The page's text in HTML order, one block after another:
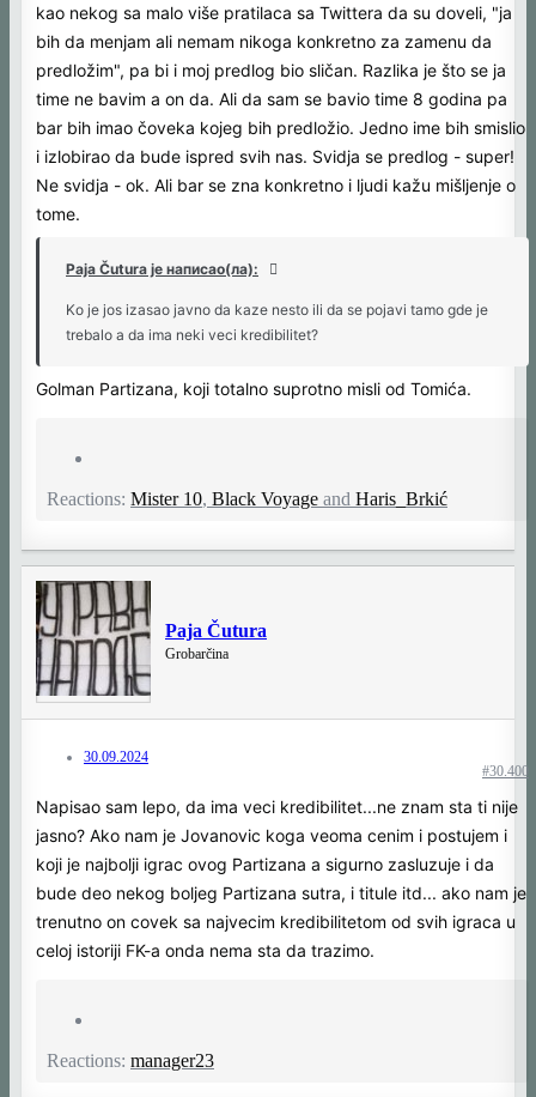
kao nekog sa malo više pratilaca sa Twittera da su doveli, "ja
bih da menjam ali nemam nikoga konkretno za zamenu da
predložim", pa bi i moj predlog bio sličan. Razlika je što se ja
time ne bavim a on da. Ali da sam se bavio time 8 godina pa
bar bih imao čoveka kojeg bih predložio. Jedno ime bih smislio
i izlobirao da bude ispred svih nas. Svidja se predlog - super!
Ne svidja - ok. Ali bar se zna konkretno i ljudi kažu mišljenje o
tome.
Paja Čutura је написао(ла):
Ko je jos izasao javno da kaze nesto ili da se pojavi tamo gde je
trebalo a da ima neki veci kredibilitet?
Golman Partizana, koji totalno suprotno misli od Tomića.
Reactions: Mister 10, Black Voyage and Haris_Brkić
Paja Čutura
Grobarčina
30.09.2024
#30.400
Napisao sam lepo, da ima veci kredibilitet...ne znam sta ti nije
jasno? Ako nam je Jovanovic koga veoma cenim i postujem i
koji je najbolji igrac ovog Partizana a sigurno zasluzuje i da
bude deo nekog boljeg Partizana sutra, i titule itd... ako nam je
trenutno on covek sa najvecim kredibilitetom od svih igraca u
celoj istoriji FK-a onda nema sta da trazimo.
Reactions: manager23